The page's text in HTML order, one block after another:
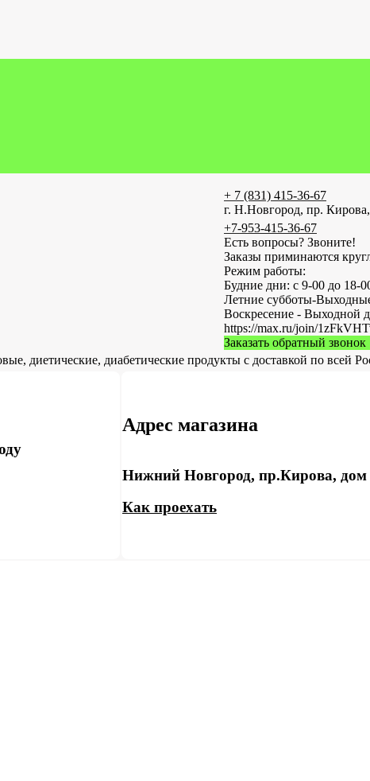
+ 7 (831) 415-36-67
г. Н.Новгород, пр.
+7-953-415-36-67
Есть вопросы? Звоните!
Заказы приминаются
Режим работы:
Будние дни: с 9-00 до 18-
Летние субботы-
Воскресение - Выходной
https://max.ru/join/
Заказать обратный звонок
диетические, диабетические продукты с доставкой по всей
Адрес магазина
Нижний Новгород, пр.Кирова, дом
Как проехать